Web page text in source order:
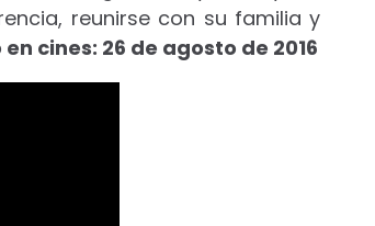
reunirse con su familia y
en cines: 26 de agosto de 2016